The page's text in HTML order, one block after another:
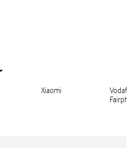
Xiaomi